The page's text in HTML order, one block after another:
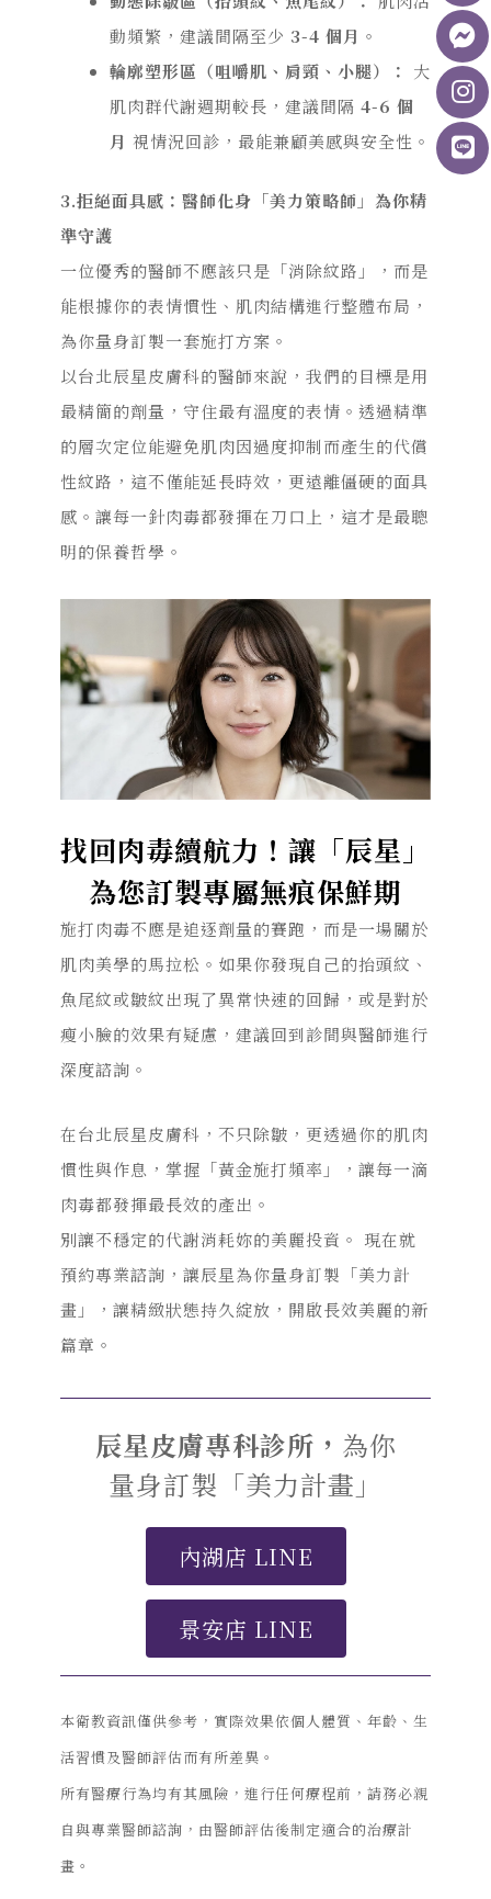
動頻繁，建議間隔至少 3-4 個月 。
輪廓塑形區（咀嚼肌、肩頸、小腿）：
大
肌肉群代謝週期較長，建議間隔 4-6 個
月 視情況回診，最能兼顧美感與安全性。
3.拒絕面具感：醫師化身「美力策略師」為你精
準守護
一位優秀的醫師不應該只是 「消除紋路」
，而是
能根據你的表情慣性、肌肉結構進行整體布局，
為你量身訂製一套施打方案。
以台北辰星皮膚科的醫師來說，我們的目標是用
最精簡的劑量，守住最有溫度的表情。 透過精準
的層次定位能避免肌肉因過度抑制而產生的代償
性紋路， 這不僅能延長時效，更遠離僵硬的面具
感。 讓每一針肉毒都發揮在刀口上，這才是最聰
明的保養哲學。
找回肉毒續航力！讓「辰星」
為您訂製專屬無痕保鮮期
施打肉毒不應是追逐劑量的賽跑，而是一場關於
肌肉美學的馬拉松。如果你發現自己的抬頭紋、
魚尾紋或皺紋出現了異常快速的回歸，或是對於
瘦小臉的效果有疑慮，建議回到診間與醫師進行
深度諮詢。
在台北辰星皮膚科，不只除皺，更透過你的肌肉
慣性與作息，掌握「黃金施打頻率」，讓每一滴
肉毒都發揮最長效的產出。
別讓不穩定的代謝消耗妳的美麗投資。 現在就
預約專業諮詢，讓辰星為你量身訂製「美力計
畫」，讓精緻狀態持久綻放，開啟長效美麗的新
篇章。
辰星皮膚專科診所， 為你
量身訂製「美力計畫」
內湖店 LINE
景安店 LINE
本衛教資訊僅供參考，實際效果依個人體質、年齡、生
活習慣及醫師評估而有所差異。
所有醫療行為均有其風險，進行任何療程前，請務必親
自與專業醫師諮詢，由醫師評估後制定適合的治療計
畫。